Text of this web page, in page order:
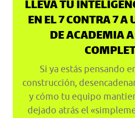
LLEVA TU
EN EL 7 CONTRA 7 A
DE ACADEMIA
Si ya estás pensando
construcción,
y cómo tu equipo
dejado atrás el